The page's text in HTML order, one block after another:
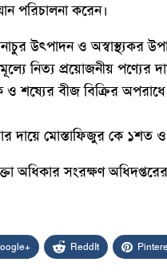
পরিচালনা করেন।
উৎপাদন ও অস্বাস্থ্যকর
নিত্য প্রয়োজনীয় পণ্যের
শষ্যের বীজ বিক্রির
দায়ে মোস্তাফিজুর কে ১শত
অধিকার সংরক্ষণ
ReddIt